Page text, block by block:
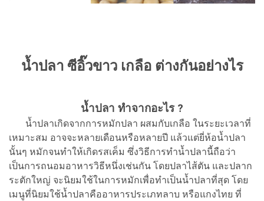
น้ำปลา ซีอิ๊วขาว เกลือ ต่างกันอย่างไร
น้ำปลา ทำจากอะไร ?
น้ำปลาเกิดจากการหมักปลา ผสมกับเกลือ ในระยะเวลาที่
เหมาะสม อาจจะหลายเดือนหรือหลายปี แล้วแต่ยี่ห้อน้ำปลา
นั้นๆ หมักจนทำให้เกิดรสเค็ม ซึ่งวิธีการทำน้ำปลานี้ถือว่า
เป็นการถนอมอาหารวิธีหนึ่งเช่นกัน โดยปลาไส้ตัน และปลาก
ระตักใหญ่ จะนิยมใช้ในการหมักเพื่อทำเป็นน้ำปลาที่สุด โดย
เมนูที่นิยมใช้น้ำปลาคืออาหารประเภทลาบ หรือแกงไทย ที่